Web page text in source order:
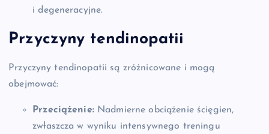
i degeneracyjne.
Przyczyny tendinopatii
Przyczyny tendinopatii są zróżnicowane i mogą
obejmować:
Przeciążenie:Nadmierne obciążenie ścięgien,
zwłaszcza w wyniku intensywnego treningu